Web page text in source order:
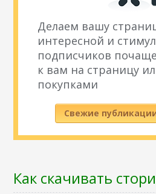
Делаем вашу
интересной и
подписчиков
к вам на страницу
покупками
Свежие
Как скачивать